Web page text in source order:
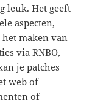
leuk. Het geeft
aspecten,
maken van
via RNBO,
je patches
web of
of